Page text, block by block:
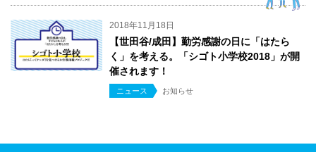
2018年11月18日
【世田谷/成田】勤労感謝の日に「はたら
く」を考える。「シゴト小学校2018」が開
催されます！
ニュース お知らせ